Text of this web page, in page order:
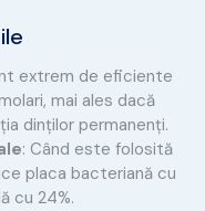
extrem de eficiente
mai ales dacă
dinților permanenți.
: Când este folosită
placa bacteriană cu
cu 24%.